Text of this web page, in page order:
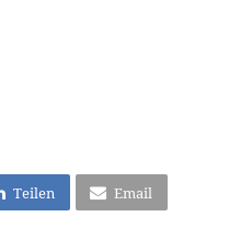
Teilen Email